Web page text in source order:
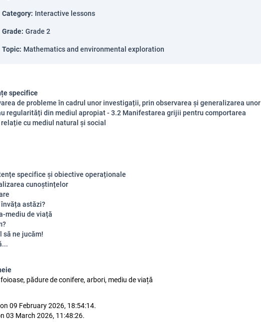
Category: Interactive lessons
Grade: Grade 2
Topic: Mathematics and environmental exploration
specifice
de probleme în cadrul unor investigații, prin observarea și generalizarea unor
regularități din mediul apropiat - 3.2 Manifestarea grijii pentru comportarea
cu mediul natural și social
specifice și obiective operaționale
cunoștințelor
învăța astăzi?
mediu de viață
să ne jucăm!
pădure de conifere, arbori, mediu de viață
09 February 2026, 18:54:14.
03 March 2026, 11:48:26.